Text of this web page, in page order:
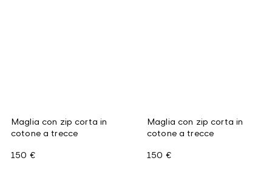
Maglia con zip corta in
cotone a trecce
150 €
Maglia con zip corta in
cotone a trecce
150 €